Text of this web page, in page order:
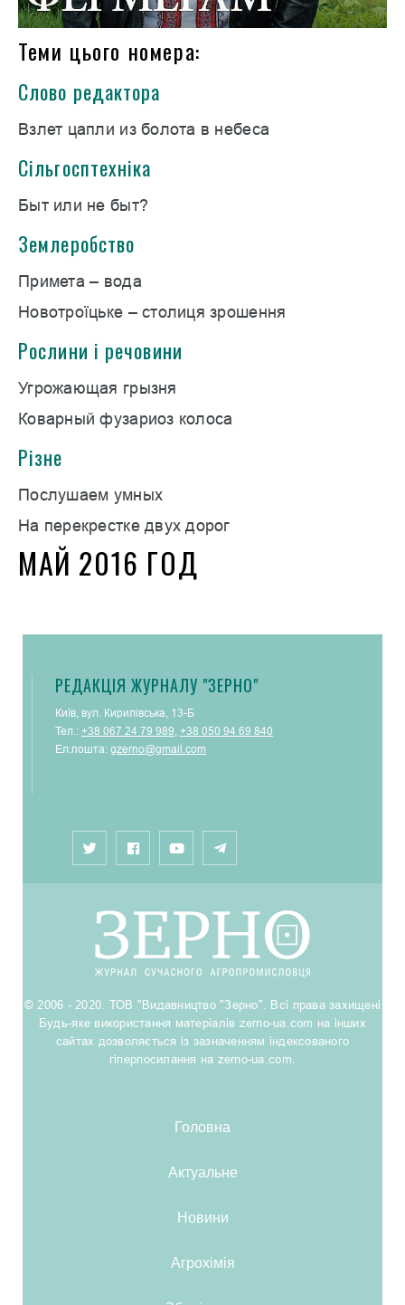
Теми цього номера:
Слово редактора
Взлет цапли из болота в небеса
Сільгосптехніка
Быт или не быт?
Землеробство
Примета – вода
Новотроїцьке – столиця зрошення
Рослини і речовини
Угрожающая грызня
Коварный фузариоз колоса
Різне
Послушаем умных
На перекрестке двух дорог
МАЙ 2016 ГОД
РЕДАКЦІЯ ЖУРНАЛУ "ЗЕРНО"
Київ, вул. Кирилівська, 13-Б
Тел.: +38 067 24 79 989 +38 050 94 69 840
Ел.пошта: gzerno@gmail.com
© 2006 - 2020. ТОВ "Видавництво "Зерно". Всі права захищені
Будь-яке використання матеріалів zerno-ua.com на інших
сайтах дозволяється із зазначенням індексованого
гіперпосилання на zerno-ua.com.
Головна
Актуальне
Новини
Агрохімія